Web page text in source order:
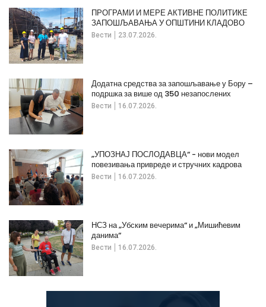
Вести 23.07.2026.
ПРОГРАМИ И МЕРЕ АКТИВНЕ ПОЛИТИКЕ
ЗАПОШЉАВАЊА У ОПШТИНИ КЛАДОВО
Вести 16.07.2026.
Додатна средства за запошљавање у Бору –
подршка за више од 350 незапослених
Вести 16.07.2026.
„УПОЗНАЈ ПОСЛОДАВЦА“ - нови модел
повезивања привреде и стручних кадрова
Вести 16.07.2026.
НСЗ на „Убским вечерима“ и „Мишићевим
данима“